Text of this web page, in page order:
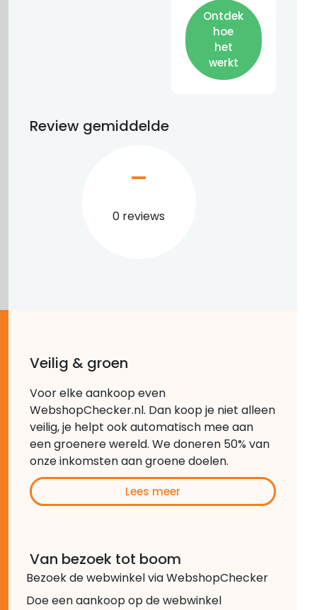
Ontdek
hoe
het
werkt
Review gemiddelde
0 reviews
–
Veilig & groen
Voor elke aankoop even
WebshopChecker.nl. Dan koop je niet alleen
veilig, je helpt ook automatisch mee aan
een groenere wereld. We doneren 50% van
onze inkomsten aan groene doelen.
Lees meer
Van bezoek tot boom
Bezoek de webwinkel via WebshopChecker
Doe een aankoop op de webwinkel